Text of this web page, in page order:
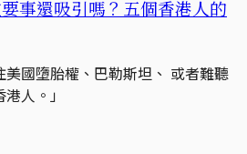
事還吸引嗎？五個香港人的
美國墮胎權、巴勒斯坦、 或者難聽
人。」